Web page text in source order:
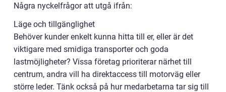
Några nyckelfrågor att utgå ifrån:
Läge och tillgänglighet
Behöver kunder enkelt kunna hitta till er, eller är det
viktigare med smidiga transporter och goda
lastmöjligheter? Vissa företag prioriterar närhet till
centrum, andra vill ha direktaccess till motorväg eller
större leder. Tänk också på hur medarbetarna tar sig till